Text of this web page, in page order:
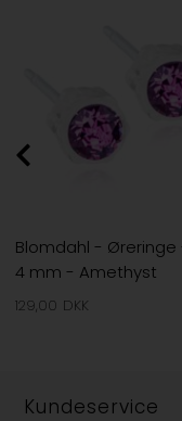
Blomdahl - Øreringe
4 mm - Amethyst
129,00 DKK
Kundeservice